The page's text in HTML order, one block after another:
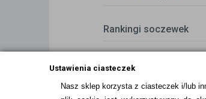
Ustawienia ciasteczek
Nasz sklep korzysta z ciasteczek i/lub
Rankingi soczewek
Zwrot (odstąpienie od